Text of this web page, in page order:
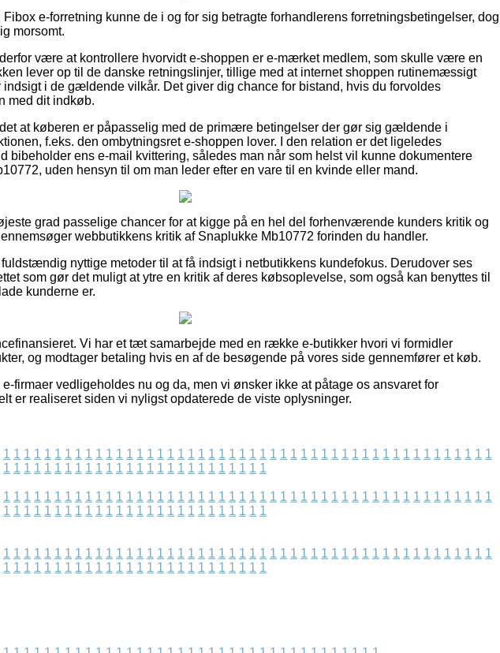
e-forretning kunne de i og for sig betragte forhandlerens forretningsbetingelser, dog
morsomt.
være at kontrollere hvorvidt e-shoppen er e-mærket medlem, som skulle være en
lever op til de danske retningslinjer, tillige med at internet shoppen rutinemæssigt
indsigt i de gældende vilkår. Det giver dig chance for bistand, hvis du forvoldes
med dit indkøb.
at køberen er påpasselig med de primære betingelser der gør sig gældende i
f.eks. den ombytningsret e-shoppen lover. I den relation er det ligeledes
bibeholder ens e-mail kvittering, således man når som helst vil kunne dokumentere
uden hensyn til om man leder efter en vare til en kvinde eller mand.
grad passelige chancer for at kigge på en hel del forhenværende kunders kritik og
webbutikkens kritik af Snaplukke Mb10772 forinden du handler.
nyttige metoder til at få indsigt i netbutikkens kundefokus. Derudover ses
som gør det muligt at ytre en kritik af deres købsoplevelse, som også kan benyttes til
kunderne er.
Vi har et tæt samarbejde med en række e-butikker hvori vi formidler
og modtager betaling hvis en af de besøgende på vores side gennemfører et køb.
firmaer vedligeholdes nu og da, men vi ønsker ikke at påtage os ansvaret for
er realiseret siden vi nyligst opdaterede de viste oplysninger.
1 1 1 1 1 1 1 1 1 1 1 1 1 1 1 1 1 1 1 1 1 1 1 1 1 1 1 1 1 1 1 1 1 1 1 1 1 1 1 1 1 1 1 1 1 1 1 1
1 1 1 1 1 1 1 1 1 1 1 1 1 1 1 1 1 1 1 1 1 1 1 1 1 1
1 1 1 1 1 1 1 1 1 1 1 1 1 1 1 1 1 1 1 1 1 1 1 1 1 1 1 1 1 1 1 1 1 1 1 1 1 1 1 1 1 1 1 1 1 1 1 1
1 1 1 1 1 1 1 1 1 1 1 1 1 1 1 1 1 1 1 1 1 1 1 1 1 1
1 1 1 1 1 1 1 1 1 1 1 1 1 1 1 1 1 1 1 1 1 1 1 1 1 1 1 1 1 1 1 1 1 1 1 1 1 1 1 1 1 1 1 1 1 1 1 1
1 1 1 1 1 1 1 1 1 1 1 1 1 1 1 1 1 1 1 1 1 1 1 1 1 1